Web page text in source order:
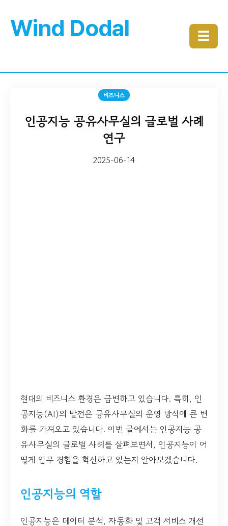
Wind Dodal ☰
비즈니스
인공지능 공유사무실의 글로벌 사례
연구
2025-06-14
현대의 비즈니스 환경은 급변하고 있습니다. 특히, 인
공지능(AI)의 발전은 공유사무실의 운영 방식에 큰 변
화를 가져오고 있습니다. 이번 글에서는 인공지능 공
유사무실의 글로벌 사례를 살펴보면서, 인공지능이 어
떻게 업무 경험을 혁신하고 있는지 알아보겠습니다.
인공지능의 역할
인공지능은 데이터 분석, 자동화 및 고객 서비스 개선